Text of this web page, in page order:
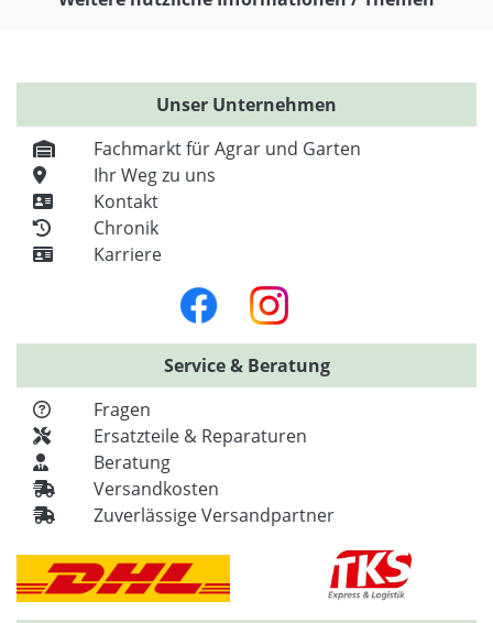
Unser Unternehmen
Fachmarkt für Agrar und Garten
Ihr Weg zu uns
Kontakt
Chronik
Karriere
Service & Beratung
Fragen
Ersatzteile & Reparaturen
Beratung
Versandkosten
Zuverlässige Versandpartner